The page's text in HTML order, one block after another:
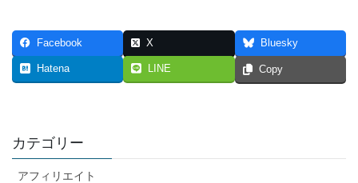
Facebook X Bluesky
Hatena LINE Copy
カテゴリー
アフィリエイト